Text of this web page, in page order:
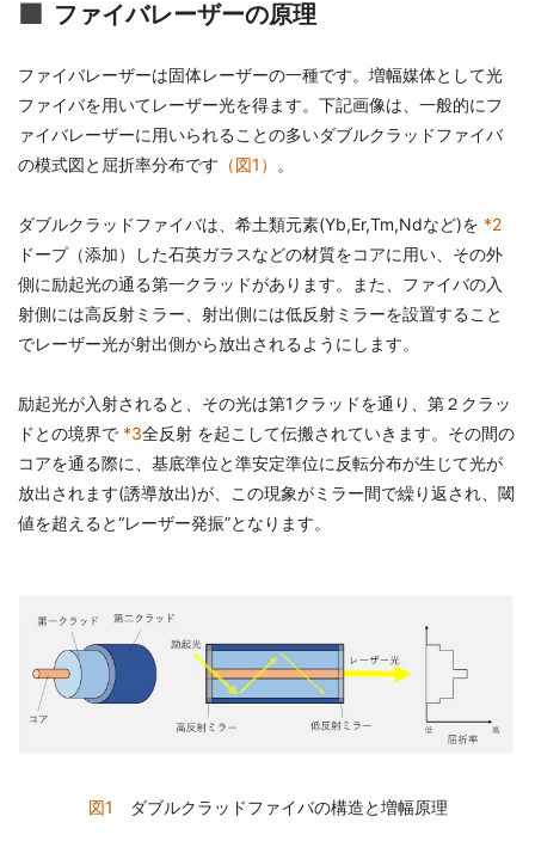
ファイバレーザーの原理
ファイバレーザーは固体レーザーの一種です。増幅媒体として光
ファイバを用いてレーザー光を得ます。下記画像は、一般的にフ
ァイバレーザーに用いられることの多いダブルクラッドファイバ
の模式図と屈折率分布です （図1） 。
ダブルクラッドファイバは、希土類元素(Yb,Er,Tm,Ndなど)を *2
ドープ（添加）した石英ガラスなどの材質をコアに用い、その外
側に励起光の通る第一クラッドがあります。また、ファイバの入
射側には高反射ミラー、射出側には低反射ミラーを設置すること
でレーザー光が射出側から放出されるようにします。
励起光が入射されると、その光は第1クラッドを通り、第２クラッ
ドとの境界で *3全反射 を起こして伝搬されていきます。その間の
コアを通る際に、基底準位と準安定準位に反転分布が生じて光が
放出されます(誘導放出)が、この現象がミラー間で繰り返され、閾
値を超えると“レーザー発振”となります。
図1 ダブルクラッドファイバの構造と増幅原理